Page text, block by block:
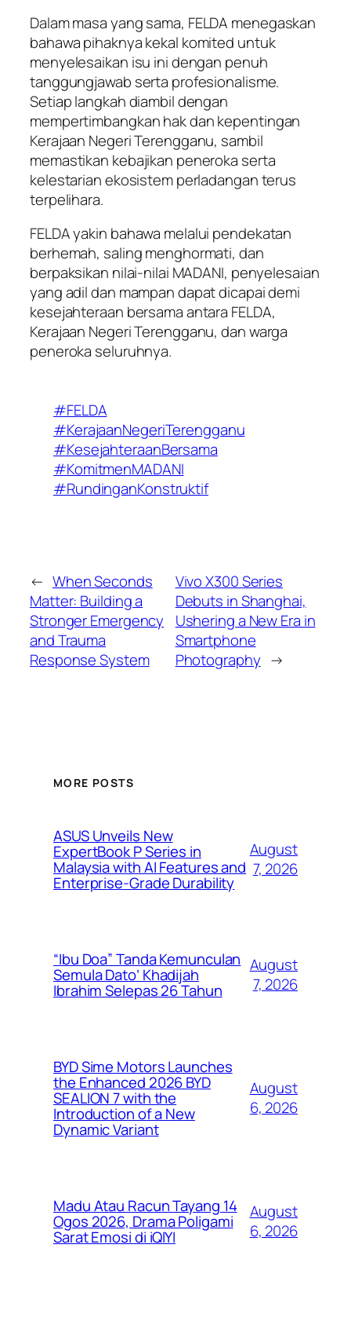
Dalam masa yang sama, FELDA menegaskan
bahawa pihaknya kekal komited untuk
menyelesaikan isu ini dengan penuh
tanggungjawab serta profesionalisme.
Setiap langkah diambil dengan
mempertimbangkan hak dan kepentingan
Kerajaan Negeri Terengganu, sambil
memastikan kebajikan peneroka serta
kelestarian ekosistem perladangan terus
terpelihara.
FELDA yakin bahawa melalui pendekatan
berhemah, saling menghormati, dan
berpaksikan nilai-nilai MADANI, penyelesaian
yang adil dan mampan dapat dicapai demi
kesejahteraan bersama antara FELDA,
Kerajaan Negeri Terengganu, dan warga
peneroka seluruhnya.
#FELDA
#KerajaanNegeriTerengganu
#KesejahteraanBersama
#KomitmenMADANI
#RundinganKonstruktif
← When Seconds
Matter: Building a
Stronger Emergency
and Trauma
Response System
Vivo X300 Series
Debuts in Shanghai,
Ushering a New Era in
Smartphone
Photography →
MORE POSTS
ASUS Unveils New
ExpertBook P Series in
Malaysia with AI Features and
Enterprise-Grade Durability
August
7, 2026
“Ibu Doa” Tanda Kemunculan
Semula Dato’ Khadijah
Ibrahim Selepas 26 Tahun
August
7, 2026
BYD Sime Motors Launches
the Enhanced 2026 BYD
SEALION 7 with the
Introduction of a New
Dynamic Variant
August
6, 2026
Madu Atau Racun Tayang 14
Ogos 2026, Drama Poligami
Sarat Emosi di iQIYI
August
6, 2026